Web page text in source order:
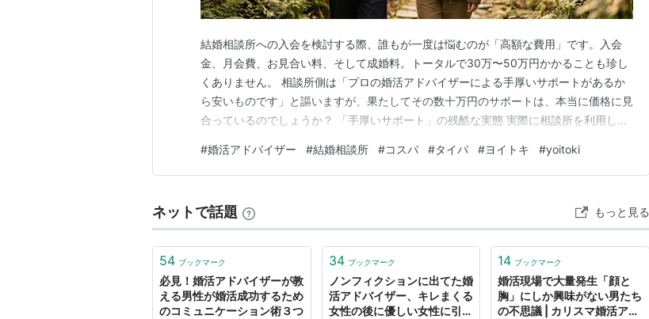
結婚相談所への入会を検討する際、誰もが一度は悩むのが「高額な費用」です。入会
金、月会費、お見合い料、そして成婚料。トータルで30万〜50万円かかることも珍し
くありません。 相談所側は「プロの婚活アドバイザーによる手厚いサポートがあるか
ら安いものです」と謳いますが、果たしてその数十万円のサポートは、本当に価格に見
合っているのでしょうか？ 「手厚いサポート」の残酷な実態 実際に相談所を利用した
たのに、入会した途端に放置された」 「月に数人、的外れな相手のプロフィールを機
械的に送ってくるだけ」 「交際の悩みを相談しても、『…
#婚活アドバイザー #結婚相談所 #コスパ #タイパ #ヨイトキ #yoitoki
ネットで話題 もっと見る
54 ブックマーク
必見！婚活アドバイザーが教
える男性が婚活成功するため
のコミュニケーション術３つ
34 ブックマーク
ノンフィクションに出てた婚
活アドバイザー、キレまくる
女性の後に優しい女性に引き
14 ブックマーク
婚活現場で大量発生「顔と
胸」にしか興味がない男たち
の不思議 | カリスマ婚活アド